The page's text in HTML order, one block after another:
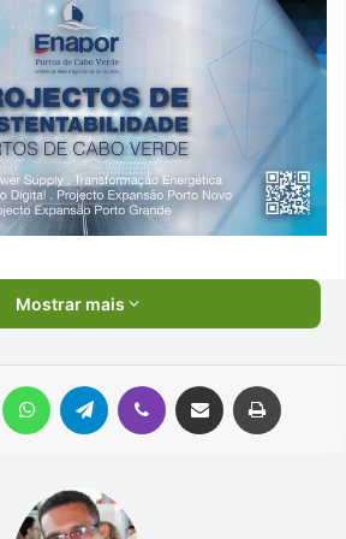
Mostrar mais
Linkedin WhatsAppTelegram Viber Compartilhar via e-mail